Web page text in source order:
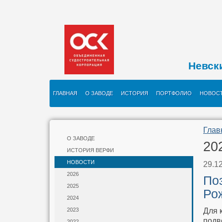
ГЛАВНАЯ О ЗАВОДЕ ИСТОРИЯ ПОРТФОЛИО
О ЗАВОДЕ
ИСТОРИЯ ВЕРФИ
НОВОСТИ
2026
2025
2024
2023
Для